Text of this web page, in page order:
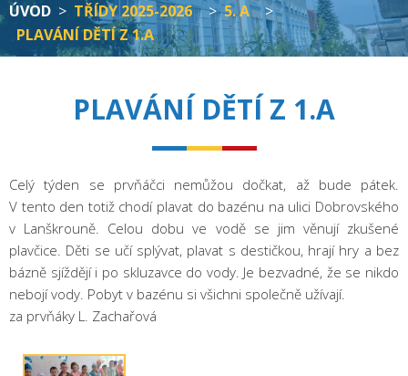
ÚVOD > TŘÍDY 2025-2026 > 5. A
>
PLAVÁNÍ DĚTÍ Z 1.A
PLAVÁNÍ DĚTÍ Z 1.A
Celý týden se prvňáčci nemůžou dočkat, až bude pátek.
V tento den totiž chodí plavat do bazénu na ulici Dobrovského
v Lanškrouně. Celou dobu ve vodě se jim věnují zkušené
plavčice. Děti se učí splývat, plavat s destičkou, hrají hry a bez
bázně sjíždějí i po skluzavce do vody. Je bezvadné, že se nikdo
nebojí vody. Pobyt v bazénu si všichni společně užívají.
za prvňáky L. Zachařová